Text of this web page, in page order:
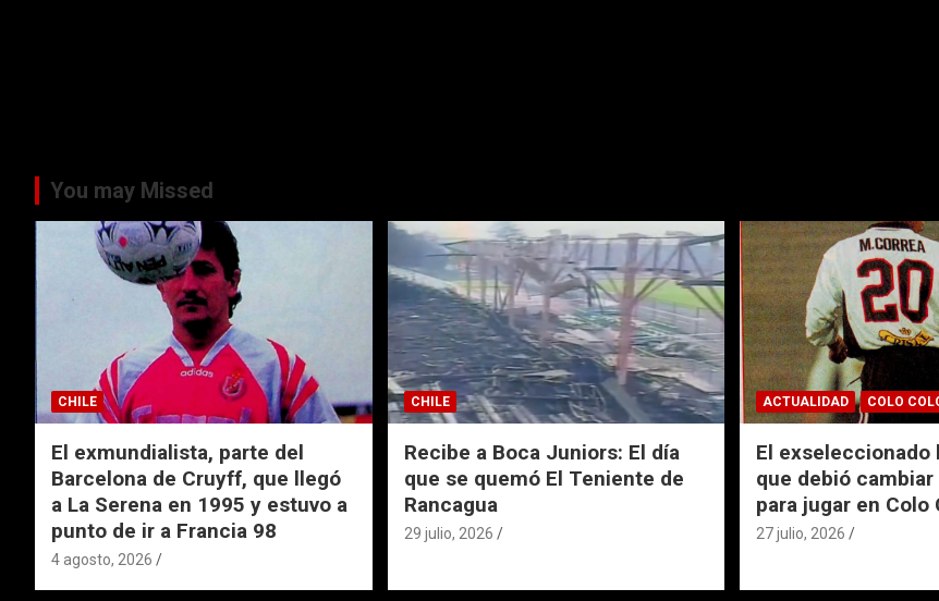
You may Missed
CHILE
El exmundialista, parte del
Barcelona de Cruyff, que llegó
a La Serena en 1995 y estuvo a
punto de ir a Francia 98
4 agosto, 2026
CHILE
Recibe a Boca Juniors: El día
que se quemó El Teniente de
Rancagua
29 julio, 2026
ACTUALIDAD COLO
El exseleccionado
que debió
para jugar en Colo
27 julio, 2026